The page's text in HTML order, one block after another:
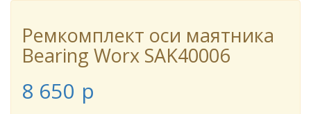
Ремкомплект оси маятника
Bearing Worx SAK40006
8 650 p